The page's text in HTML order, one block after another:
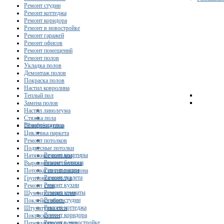
Ремонт/отделка
Ремонт квартиры
Ремонт балкона
Ремонт ванны
Ремонт туалета
Ремонт кухни
Ремонт комнаты
Ремонт студии
Ремонт коттеджа
Ремонт коридора
Ремонт в новостройке
Ремонт студии
Ремонт коттеджа
Ремонт коридора
Ремонт в новостройке
Ремонт гаражей
Ремонт офисов
Ремонт помещений
Ремонт полов
Укладка полов
Демонтаж полов
Покраска полов
Настил ковролина
Теплый пол
Замена полов
Настил линолеума
Стяжка пола
Шлифовка пола
Циклевка паркета
Ремонт потолков
Подвесные потолки
Натяжные потолки
Выравнивание потолка
Потолки из гипсокартона
Грунтовка потолка
Ремонт стен
Шумоизоляция стен
Поклейка обоев
Штукатурка стен
Покраска стен